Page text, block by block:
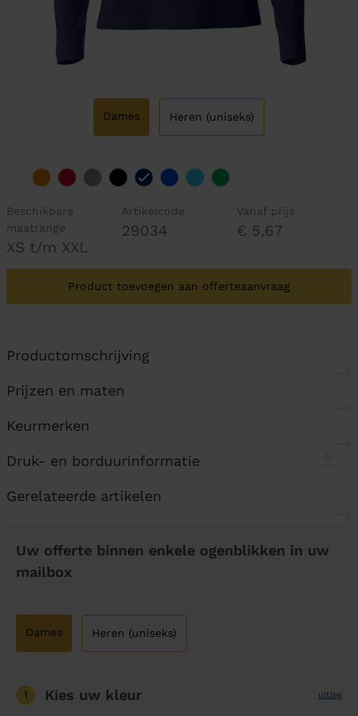
Dames Heren (uniseks)
Beschikbare
maatrange
XS t/m XXL
Artikelcode
29034
Vanaf prijs
€ 5,67
Product toevoegen aan offerteaanvraag
Productomschrijving
Prijzen en maten
Keurmerken
Druk- en borduurinformatie
Gerelateerde artikelen
Uw offerte binnen enkele ogenblikken in uw
mailbox
Dames Heren (uniseks)
1 Kies uw kleur uitleg